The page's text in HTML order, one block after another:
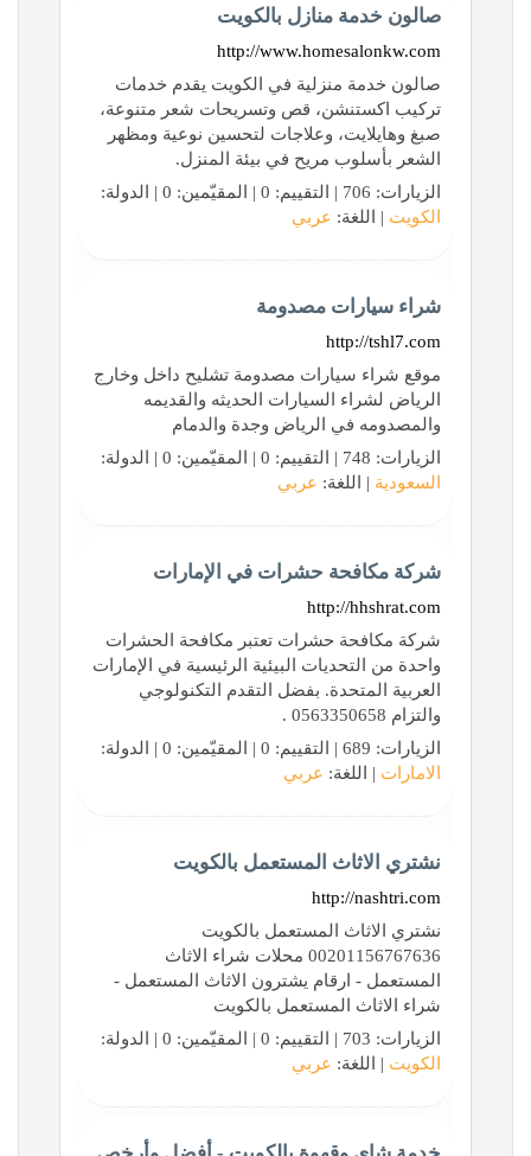
صالون خدمة منازل بالكويت
http://www.homesalonkw.com
صالون خدمة منزلية في الكويت يقدم خدمات
تركيب اكستنشن، قص وتسريحات شعر متنوعة،
صبغ وهايلايت، وعلاجات لتحسين نوعية ومظهر
الشعر بأسلوب مريح في بيئة المنزل.
الزيارات: 706 | التقييم: 0 | المقيّمين: 0 | الدولة:
الكويت | اللغة: عربي
شراء سيارات مصدومة
http://tshl7.com
موقع شراء سيارات مصدومة تشليح داخل وخارج
الرياض لشراء السيارات الحديثه والقديمه
والمصدومه في الرياض وجدة والدمام
الزيارات: 748 | التقييم: 0 | المقيّمين: 0 | الدولة:
السعودية | اللغة: عربي
شركة مكافحة حشرات في الإمارات
http://hhshrat.com
شركة مكافحة حشرات تعتبر مكافحة الحشرات
واحدة من التحديات البيئية الرئيسية في الإمارات
العربية المتحدة. بفضل التقدم التكنولوجي
والتزام 0563350658 .
الزيارات: 689 | التقييم: 0 | المقيّمين: 0 | الدولة:
الامارات | اللغة: عربي
نشتري الاثاث المستعمل بالكويت
http://nashtri.com
نشتري الاثاث المستعمل بالكويت
00201156767636 محلات شراء الاثاث
المستعمل - ارقام يشترون الاثاث المستعمل -
شراء الاثاث المستعمل بالكويت
الزيارات: 703 | التقييم: 0 | المقيّمين: 0 | الدولة:
الكويت | اللغة: عربي